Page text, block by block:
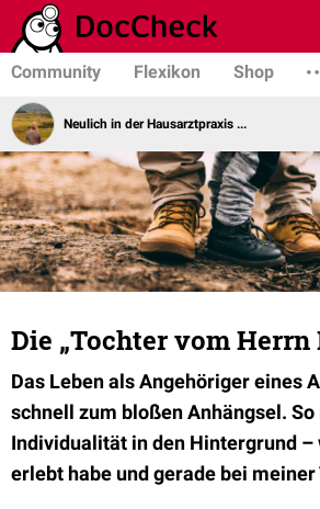
Community Flexikon Shop
Neulich in der Hausarztpraxis ...
Die „Tochter vom Herrn
Das Leben als Angehöriger eines
schnell zum bloßen Anhängsel.
Individualität in den Hintergrund –
erlebt habe und gerade bei meiner